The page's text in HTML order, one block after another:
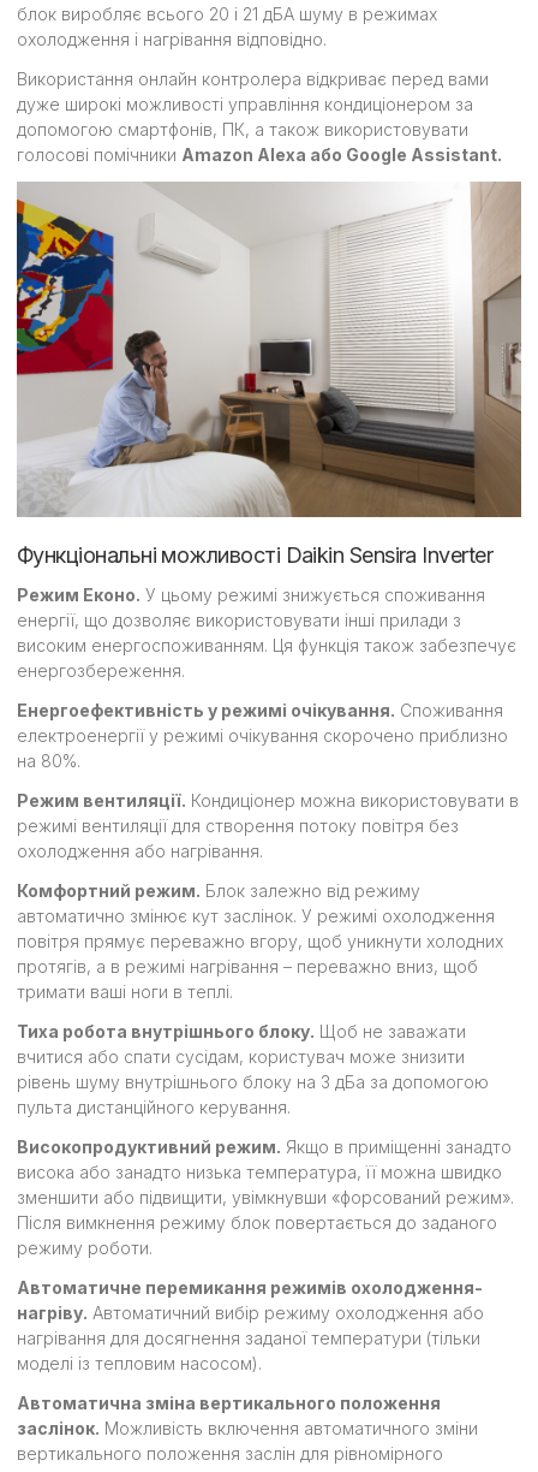
блок виробляє всього 20 і 21 дБА шуму в режимах
охолодження і нагрівання відповідно.
Використання онлайн контролера відкриває перед вами
дуже широкі можливості управління кондиціонером за
допомогою смартфонів, ПК, а також використовувати
голосові помічники Amazon Alexa або Google Assistant.
Функціональні можливості Daikin Sensira Inverter
Режим Еконо. У цьому режимі знижується споживання
енергії, що дозволяє використовувати інші прилади з
високим енергоспоживанням. Ця функція також забезпечує
енергозбереження.
Енергоефективність у режимі очікування. Споживання
електроенергії у режимі очікування скорочено приблизно
на 80%.
Режим вентиляції. Кондиціонер можна використовувати в
режимі вентиляції для створення потоку повітря без
охолодження або нагрівання.
Комфортний режим. Блок залежно від режиму
автоматично змінює кут заслінок. У режимі охолодження
повітря прямує переважно вгору, щоб уникнути холодних
протягів, а в режимі нагрівання – переважно вниз, щоб
тримати ваші ноги в теплі.
Тиха робота внутрішнього блоку. Щоб не заважати
вчитися або спати сусідам, користувач може знизити
рівень шуму внутрішнього блоку на 3 дБа за допомогою
пульта дистанційного керування.
Високопродуктивний режим. Якщо в приміщенні занадто
висока або занадто низька температура, її можна швидко
зменшити або підвищити, увімкнувши «форсований режим».
Після вимкнення режиму блок повертається до заданого
режиму роботи.
Автоматичне перемикання режимів охолодження-
нагріву. Автоматичний вибір режиму охолодження або
нагрівання для досягнення заданої температури (тільки
моделі із тепловим насосом).
Автоматична зміна вертикального положення
заслінок. Можливість включення автоматичного зміни
вертикального положення заслін для рівномірного